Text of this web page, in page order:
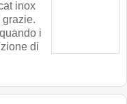
inox
i
di